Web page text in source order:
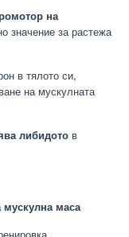
на
значение за растежа
в тялото си,
на мускулната
либидото в
мускулна маса